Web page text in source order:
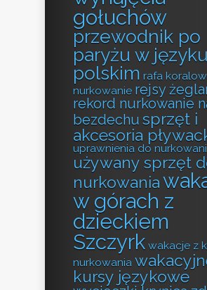
gołuchów
przewodnik po
paryżu w języku
polskim rafa
nurkowanie rejsy
rekord nurkowanie
bezdechu sprzęt i
akcesoria
uprawnienia do
używany sprzęt
nurkowania
w górach z
dzieckiem
Szczyrk wakacje z
nurkowania
kursy językowe